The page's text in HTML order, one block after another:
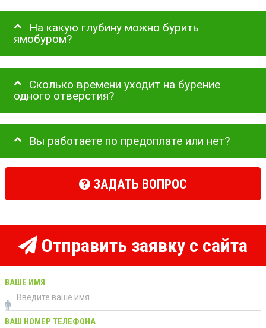
На какую глубину можно бурить
ямобуром?
Сколько времени уходит на бурение
одного отверстия?
Вы работаете по предоплате или нет?
ЗАДАТЬ ВОПРОС
Отправить заявку с сайта
ВАШЕ ИМЯ
ВАШ НОМЕР ТЕЛЕФОНА